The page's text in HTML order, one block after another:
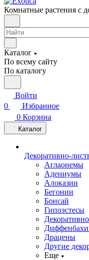
Комнатные растения с
Каталог
По всему сайту
По каталогу
Войти
0
Избранное
0 Корзина
Каталог
Декоративно-
Аглаонемы
Адениумы
Алоказии
Бегонии
Бонсай
Гипоэстесы
Драцены
Другие
Еще